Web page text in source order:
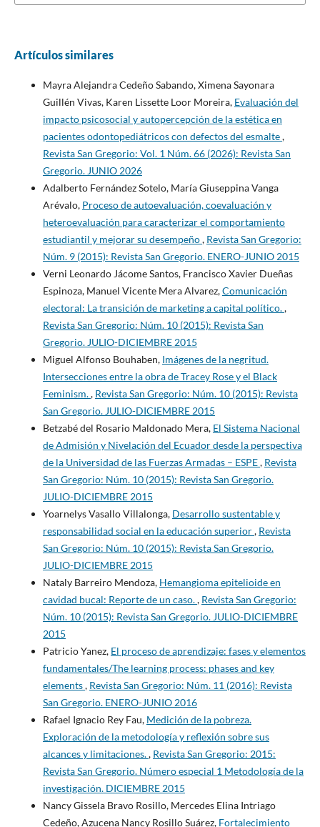
Artículos similares
Mayra Alejandra Cedeño Sabando, Ximena Sayonara
Guillén Vivas, Karen Lissette Loor Moreira, Evaluación del
impacto psicosocial y autopercepción de la estética en
pacientes odontopediátricos con defectos del esmalte,
Revista San Gregorio: Vol. 1 Núm. 66 (2026): Revista San
Gregorio. JUNIO 2026
Adalberto Fernández Sotelo, María Giuseppina Vanga
Arévalo, Proceso de autoevaluación, coevaluación y
heteroevaluación para caracterizar el comportamiento
estudiantil y mejorar su desempeño, Revista San Gregorio:
Núm. 9 (2015): Revista San Gregorio. ENERO-JUNIO 2015
Verni Leonardo Jácome Santos, Francisco Xavier Dueñas
Espinoza, Manuel Vicente Mera Alvarez,Comunicación
electoral: La transición de marketing a capital político.,
Revista San Gregorio: Núm. 10 (2015): Revista San
Gregorio. JULIO-DICIEMBRE 2015
Miguel Alfonso Bouhaben, Imágenes de la negritud.
Intersecciones entre la obra de Tracey Rose y el Black
Feminism., Revista San Gregorio: Núm. 10 (2015): Revista
San Gregorio. JULIO-DICIEMBRE 2015
Betzabé del Rosario Maldonado Mera, El Sistema Nacional
de Admisión y Nivelación del Ecuador desde la perspectiva
de la Universidad de las Fuerzas Armadas – ESPE, Revista
San Gregorio: Núm. 10 (2015): Revista San Gregorio.
JULIO-DICIEMBRE 2015
Yoarnelys Vasallo Villalonga, Desarrollo sustentable y
responsabilidad social en la educación superior, Revista
San Gregorio: Núm. 10 (2015): Revista San Gregorio.
JULIO-DICIEMBRE 2015
Nataly Barreiro Mendoza, Hemangioma epitelioide en
cavidad bucal: Reporte de un caso., Revista San Gregorio:
Núm. 10 (2015): Revista San Gregorio. JULIO-DICIEMBRE
2015
Patricio Yanez, El proceso de aprendizaje: fases y elementos
fundamentales/The learning process: phases and key
elements, Revista San Gregorio: Núm. 11 (2016): Revista
San Gregorio. ENERO-JUNIO 2016
Rafael Ignacio Rey Fau, Medición de la pobreza.
Exploración de la metodología y reflexión sobre sus
alcances y limitaciones., Revista San Gregorio: 2015:
Revista San Gregorio. Número especial 1 Metodología de la
investigación. DICIEMBRE 2015
Nancy Gissela Bravo Rosillo, Mercedes Elina Intriago
Cedeño, Azucena Nancy Rosillo Suárez, Fortalecimiento